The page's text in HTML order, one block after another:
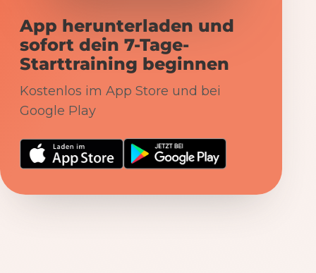
App herunterladen und
sofort dein 7-Tage-
Starttraining beginnen
Kostenlos im App Store und bei
Google Play